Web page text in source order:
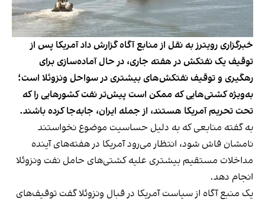
خبرگزاری رویترز به نقل از منابع آگاه گزارش داد آمریکا پس از
توقیف یک نفتکش در هفته جاری، در حال آماده‌سازی برای
رهگیری و توقیف نفتکش‌های بیشتری در سواحل ونزوئلا است؛
به‌ویژه کشتی‌هایی که ممکن است پیش‌تر نفت کشورهایی را که
تحت تحریم آمریکا هستند، از جمله ایران، جابه‌جا کرده باشند.
به گفته منابعی که به دلیل حساسیت موضوع نخواستند
نامشان فاش شود، انتظار می‌رود آمریکا در هفته‌های آینده
مداخلات مستقیم بیشتری علیه کشتی‌های حامل نفت ونزوئلا
انجام دهد.
یک منبع آگاه از سیاست آمریکا در قبال ونزوئلا گفت توقیف‌های